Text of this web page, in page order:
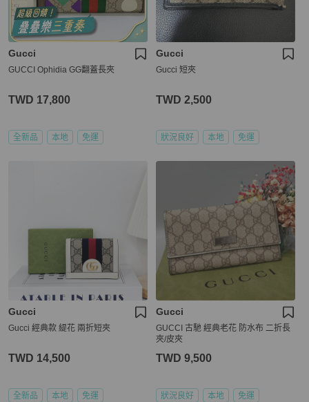
Gucci
GUCCI Ophidia GG翻蓋長夾
TWD 17,800
全新品 本地 免運
Gucci
Gucci 短夾
TWD 2,500
狀況良好 本地 免運
Gucci
Gucci 經典款 緹花 兩折短夾
TWD 14,500
全新品 本地 免運
Gucci
GUCCI 古馳 經典老花 防水布 二折長
夾/皮夾
TWD 9,500
狀況良好 本地 免運